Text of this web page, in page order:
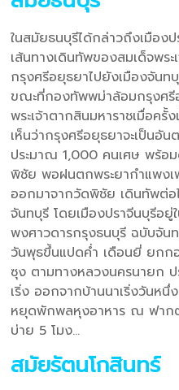
ในสมัยธนบุรีได้กล่าวถึงเมือง
เส้นทางเดินทัพของสมเด็จพร
กรุงศรีอยุธยาไปยังเมืองจัน
ขณะที่กองทัพพม่าล้อมกรุงศรี
พระเจ้าตากสินมหาราชเมื่อครั้
เห็นว่ากรุงศรีอยุธยาจะเป็นอั
ประมาณ 1,000 คนเศษ พร้
พิชัย พอฝนตกพระยากำแพง
ออกมาจากวัดพิชัย เดินทัพต่
จันทบุรี โดยเมืองปราจีนบุรีอยู่
พงศาวดารกรุงธนบุรี ฉบับจัน
วันพุธขึ้นแปดค่ำ เดือนยี่ ยกก
ซุง ตามทางหลวงนครนายก
เริ่ง ออกจากบ้านนาเริ่งวันห
หยุดพักพลหุงอาหาร ณ ฟาก
บ่าย 5 โมง…
สมัยรัตนโกสินทร์